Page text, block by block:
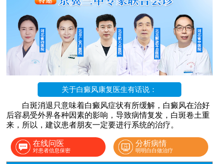
关于白癜风康复医生有话说：
白斑消退只意味着白癜风症状有所缓解，白癜风在治好
后容易受外界各种因素的影响，导致病情复发，白斑卷土重
来，所以，建议患者朋友一定要进行系统的治疗。
在线问医
对患者信息保密
分析病情
明明白白做治疗